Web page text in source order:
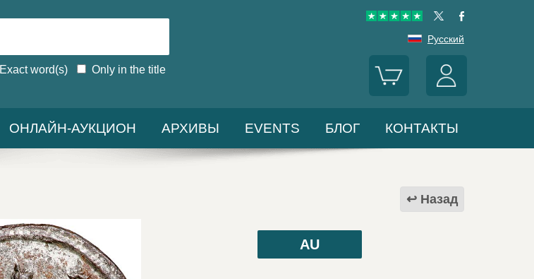
Exact word(s) Only in the title
Русский
ОНЛАЙН-АУКЦИОН АРХИВЫ EVENTS БЛОГ КОНТАКТЫ
Назад
AU